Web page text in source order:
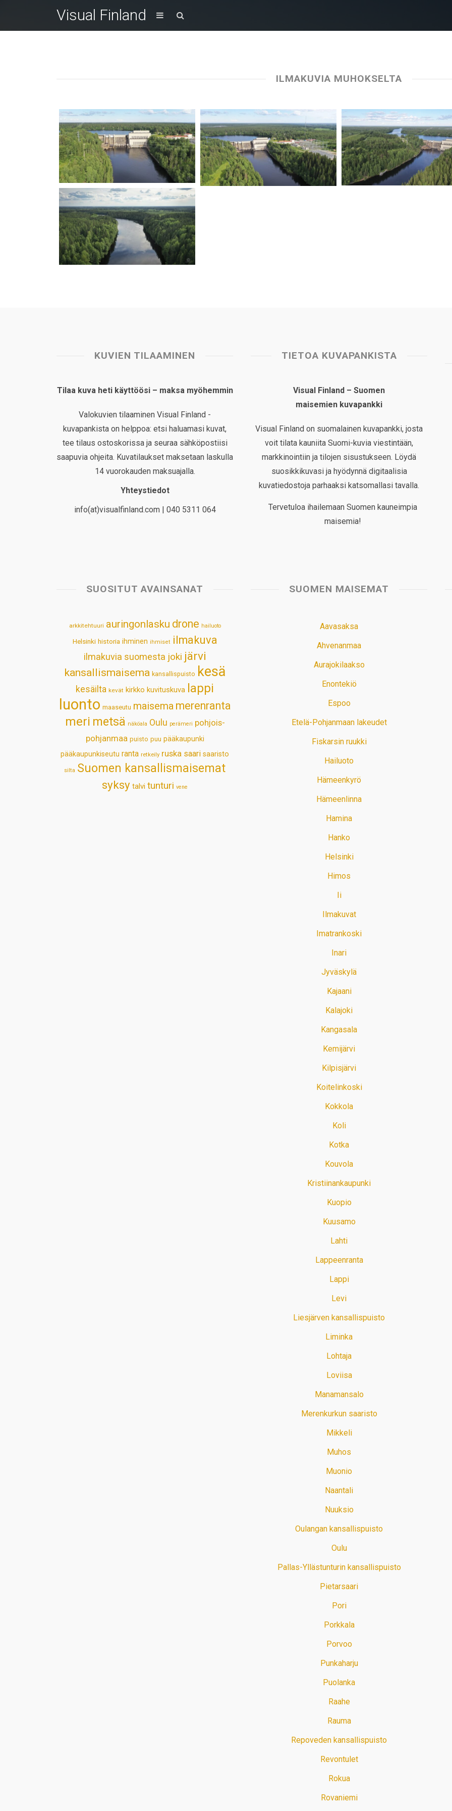
Visual Finland
ILMAKUVIA MUHOKSELTA
KUVIEN TILAAMINEN
Tilaa kuva heti käyttöösi – maksa myöhemmin
Valokuvien tilaaminen Visual Finland -
kuvapankista on helppoa: etsi haluamasi kuvat,
tee tilaus ostoskorissa ja seuraa sähköpostiisi
saapuvia ohjeita. Kuvatilaukset maksetaan laskulla
14 vuorokauden maksuajalla.
Yhteystiedot
info(at)visualfinland.com | 040 5311 064
TIETOA KUVAPANKISTA
Visual Finland – Suomen
maisemien kuvapankki
Visual Finland on suomalainen kuvapankki, josta
voit tilata kauniita Suomi-kuvia viestintään,
markkinointiin ja tilojen sisustukseen. Löydä
suosikkikuvasi ja hyödynnä digitaalisia
kuvatiedostoja parhaaksi katsomallasi tavalla.
Tervetuloa ihailemaan Suomen kauneimpia
maisemia!
SUOSITUT AVAINSANAT
arkkitehtuuri auringonlasku drone hailuoto
Helsinki historia ihminen ihmiset ilmakuva
ilmakuvia suomesta joki järvi
kansallismaisema kansallispuisto kesä
kesäilta kevät kirkko kuvituskuva lappi
luonto maaseutu maisema merenranta
meri metsä näköala Oulu perämeri pohjois-
pohjanmaa puisto puu pääkaupunki
pääkaupunkiseutu ranta retkeily ruska saari saaristo
silta Suomen kansallismaisemat
syksy talvi tunturi vene
SUOMEN MAISEMAT
Aavasaksa
Ahvenanmaa
Aurajokilaakso
Enontekiö
Espoo
Etelä-Pohjanmaan lakeudet
Fiskarsin ruukki
Hailuoto
Hämeenkyrö
Hämeenlinna
Hamina
Hanko
Helsinki
Himos
Ii
Ilmakuvat
Imatrankoski
Inari
Jyväskylä
Kajaani
Kalajoki
Kangasala
Kemijärvi
Kilpisjärvi
Koitelinkoski
Kokkola
Koli
Kotka
Kouvola
Kristiinankaupunki
Kuopio
Kuusamo
Lahti
Lappeenranta
Lappi
Levi
Liesjärven kansallispuisto
Liminka
Lohtaja
Loviisa
Manamansalo
Merenkurkun saaristo
Mikkeli
Muhos
Muonio
Naantali
Nuuksio
Oulangan kansallispuisto
Oulu
Pallas-Yllästunturin kansallispuisto
Pietarsaari
Pori
Porkkala
Porvoo
Punkaharju
Puolanka
Raahe
Rauma
Repoveden kansallispuisto
Revontulet
Rokua
Rovaniemi